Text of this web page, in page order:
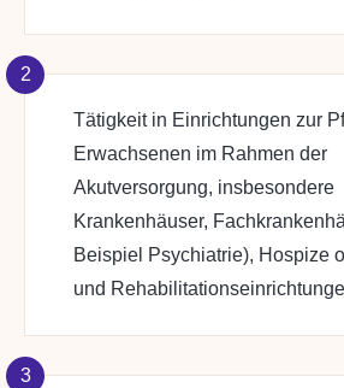
2
Tätigkeit in Einrichtungen zur
Erwachsenen im Rahmen der
Akutversorgung, insbesondere
Krankenhäuser,
Beispiel Psychiatrie), Hospize
und
3